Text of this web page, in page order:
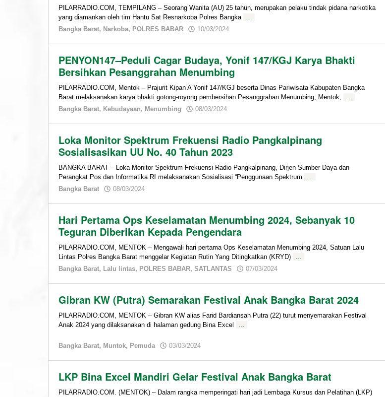
PILARRADIO.COM, TEMPILANG – Seorang Wanita (AU) 25 tahun, merupakan pelaku tindak pidana narkotika
yang diamankan oleh tim Hantu Sat Resnarkoba Polres Bangka …
Bangka Barat, Narkoba, POLRES BABAR 10/03/2024
PENYON147–Peduli Cagar Budaya, Yonif 147/KGJ Karya Bhakti
Bersihkan Pesanggrahan Menumbing
PILARRADIO.COM, Mentok – Prajurit Kipan A Yonif 147/KGJ beserta Dinas Pariwisata Kabupaten Bangka
Barat melaksanakan karya bhakti gotong-royong pembersihan Pesanggrahan Menumbing, Mentok,
…
Bangka Barat, Kebudayaan, Menumbing 08/03/2024
Loka Monitor Spektrum Frekuensi Radio Pangkalpinang
Sosialisasikan UU No. 40 Tahun 2023
BANGKA BARAT – Loka Monitor Spektrum Frekuensi Radio Pangkalpinang, Dirjen Sumber Daya dan
Perangkat Pos dan Informatika RI melaksanakan Sosialisasi “Penggunaan Spektrum
…
Bangka Barat
08/03/2024
Hari Pertama Ops Keselamatan Menumbing 2024, Sebanyak 10
Teguran Diberikan Kepada Pengendara
PILARRADIO.COM, MENTOK – Mengawali hari pertama Ops Keselamatan Menumbing 2024, Satuan Lalu
Lintas Polres Bangka Barat menggelar Kegiatan Rutin Yang Ditingkatkan (KRYD)
…
Bangka Barat, Lalu lintas, POLRES BABAR, SATLANTAS 07/03/2024
Gibran KW (Putra) Semarakan Festival Anak Bangka Barat 2024
PILARRADIO.COM, MENTOK – Gibran KW alias Farid Bardiansah Putra (22) turut menyemarakan Festival
Anak 2024 yang dilaksanakan di halaman gedung Bina Excel
…
Bangka Barat, Muntok, Pemuda 03/03/2024
LKP Bina Excel Mandiri Gelar Festival Anak Bangka Barat
PILARRADIO.COM. (MENTOK) – Dalam rangka memperingati hari jadi Lembaga Kursus dan Pelatihan (LKP)